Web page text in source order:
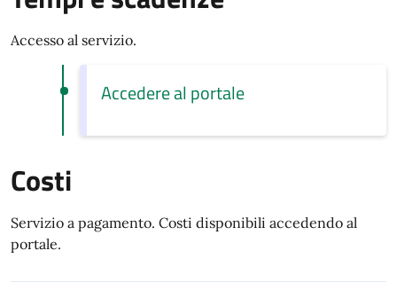
Accesso al servizio.
Accedere al portale
Costi
Servizio a pagamento. Costi disponibili accedendo al
portale.